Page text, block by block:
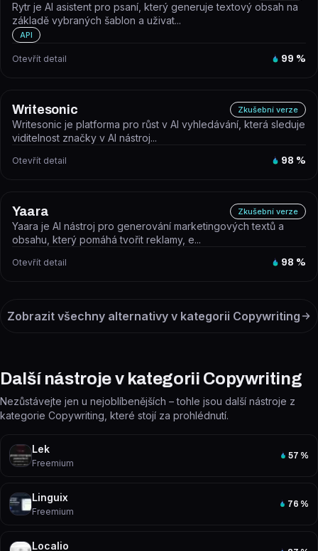
Rytr je AI asistent pro psaní, který generuje textový obsah na
základě vybraných šablon a uživat...
API
Otevřít detail 99 %
Writesonic Zkušební verze
Writesonic je platforma pro růst v AI vyhledávání, která sleduje
viditelnost značky v AI nástroj...
Otevřít detail 98 %
Yaara Zkušební verze
Yaara je AI nástroj pro generování marketingových textů a
obsahu, který pomáhá tvořit reklamy, e...
Otevřít detail 98 %
Zobrazit všechny alternativy v kategorii Copywriting
Další nástroje v kategorii Copywriting
Nezůstávejte jen u nejoblíbenějších – tohle jsou další nástroje z
kategorie Copywriting, které stojí za prohlédnutí.
Lek
Freemium
57 %
Linguix
Freemium
76 %
Localio